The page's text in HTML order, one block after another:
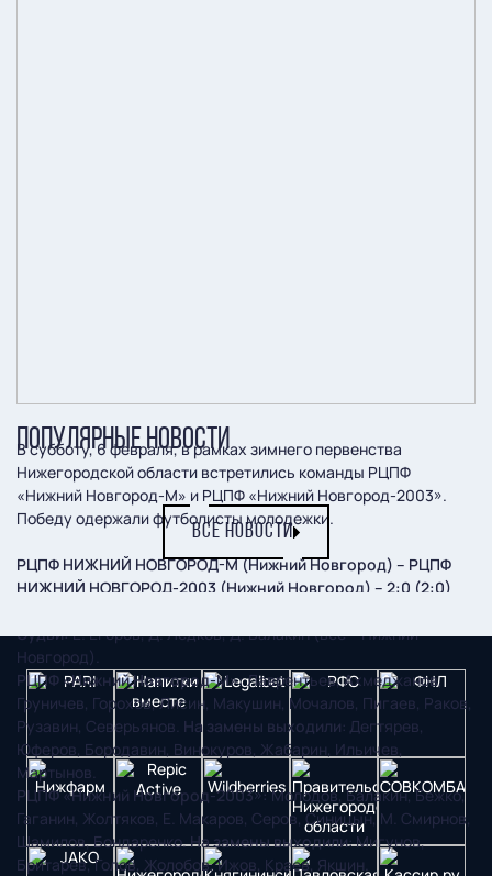
В субботу, 6 февраля, в рамках зимнего первенства
Нижегородской области встретились команды РЦПФ
«Нижний Новгород-М» и РЦПФ «Нижний Новгород-2003».
Победу одержали футболисты молодежки.
РЦПФ НИЖНИЙ НОВГОРОД-М (Нижний Новгород) – РЦПФ
НИЖНИЙ НОВГОРОД-2003 (Нижний Новгород) – 2:0 (2:0)
Судьи:Е. Егоров, Д. Ледков, Д. Балакин (все – Нижний
Новгород).
РЦПФ «Нижний Новгород-М»:Лаврентьев, Ахмеджанов,
Груничев, Горохов, Лисин, Макушин, Мочалов, Пигаев, Раков,
Рузавин, Северьянов. На замены выходили: Дегтярев,
Юферов, Бородавин, Винокуров, Жабарин, Ильичев,
Мартынов.
РЦПФ «Нижний Новгород-2003»:Молодов, Балакин, Бежко,
Гаганин, Жолтяков, Е. Макаров, Серов, Синицын, М. Смирнов,
Шамилов, Бондаренко.На замены выходили: Мигунов,
Бритарев, Голов, Жолобов, Ижов, Краев, Якшин.
ПОПУЛЯРНЫЕ НОВОСТИ
ВСЕ НОВОСТИ